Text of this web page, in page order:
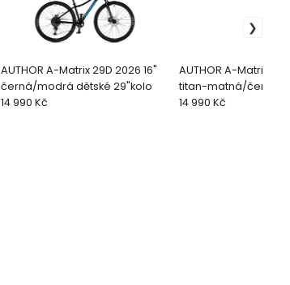
AUTHOR A-Matrix 29D 2026 16"
černá/modrá dětské 29"kolo
14 990 Kč
AUTHOR A-Matrix
titan-matná/černá/
dětsk
14 990 Kč